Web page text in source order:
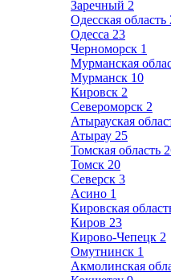
Заречный 2
Одесская область
Одесса 23
Черноморск 1
Мурманская
Мурманск 10
Кировск 2
Североморск 2
Атырауская
Атырау 25
Томская область
Томск 20
Северск 3
Асино 1
Кировская
Киров 23
Кирово-Чепецк 2
Омутнинск 1
Акмолинская